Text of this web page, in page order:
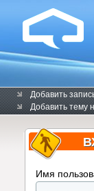
Добавить
Добавить тему
Имя